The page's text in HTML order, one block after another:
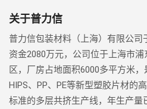
关于普力信
普力信包装材料（上海）有限公司
资金2080万元，公司位于上海市
区，厂房占地面积6000多平方米
HIPS、PP、PE等新型塑胶片材的
标准的多层共挤生产线，年生产